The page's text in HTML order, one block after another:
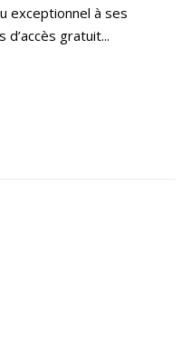
exceptionnel à ses
d’accès gratuit...